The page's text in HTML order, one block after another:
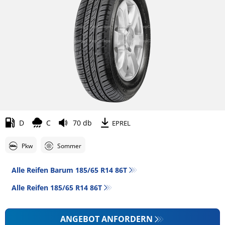
D C 70 db EPREL
Pkw Sommer
Alle Reifen Barum 185/65 R14 86T
Alle Reifen‎ 185/65 R14 86T
ANGEBOT ANFORDERN